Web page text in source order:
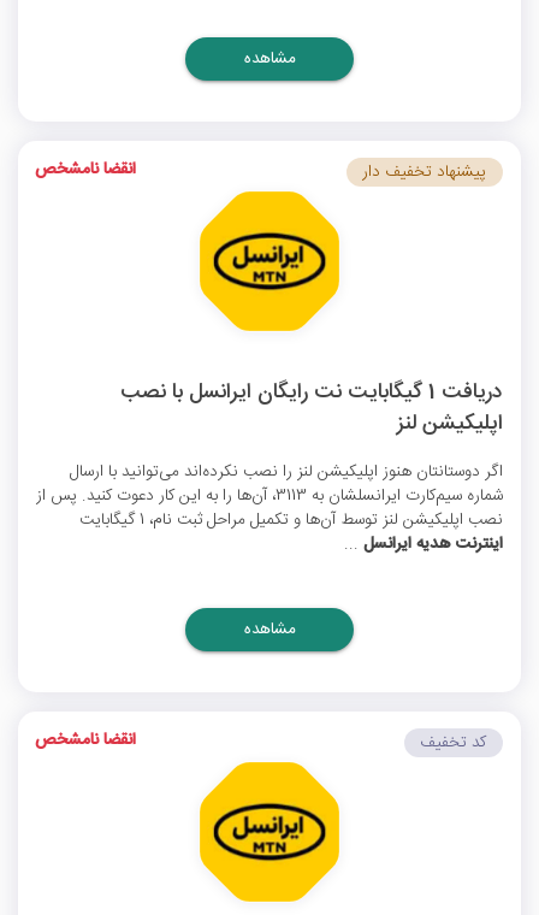
مشاهده
دریافت 1 گیگابایت نت رایگان ایرانسل با نصب
اپلیکیشن لنز
اگر دوستانتان هنوز اپلیکیشن لنز را نصب نکرده‌اند می‌توانید با ارسال
شماره سیم‌کارت ایرانسلشان به 3113، آن‌ها را به این کار دعوت کنید. پس از
نصب اپلیکیشن لنز توسط آن‌ها و تکمیل مراحل ثبت نام، 1 گیگابایت
اینترنت هدیه ایرانسل ...
پیشنهاد تخفیف دار انقضا نامشخص
مشاهده
کد تخفیف انقضا نامشخص